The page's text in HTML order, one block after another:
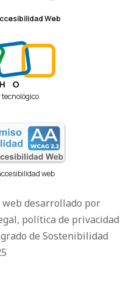
Web
web
desarrollado por
política de privacidad
de Sostenibilidad